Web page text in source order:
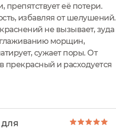
препятствует её потери.
избавляя от шелушений.
не вызывает, зуда
морщин,
сужает поры. От
и расходуется